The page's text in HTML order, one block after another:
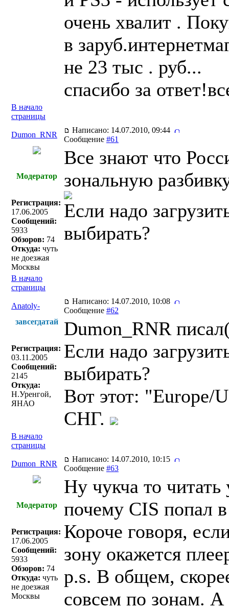
очень хвалит .
в
не 23 тыс . руб...
спасибо за
В начало
страницы
Dumon_RNR
Написано: 14.07.2010, 09:44
Сообщение #61
Модератор
Регистрация:
17.06.2005
Сообщений:
5933
Обзоров: 74
Откуда: чуть
не доезжая
Москвы
Все знают что
зональную
Если надо
выбирать?
В начало
страницы
Anatoly-
Написано: 14.07.2010, 10:08
Сообщение #62
завсегдатай
Регистрация:
03.11.2005
Сообщений:
2145
Откуда:
Н.Уренгой,
ЯНАО
Dumon_RNR
Если надо
выбирать?
Вот этот: "Europe/
СНГ.
В начало
страницы
Dumon_RNR
Написано: 14.07.2010, 10:15
Сообщение #63
Модератор
Регистрация:
17.06.2005
Сообщений:
5933
Обзоров: 74
Откуда: чуть
не доезжая
Москвы
Ну чукча то читать
почему CIS попал
Короче говоря,
зону окажется
p.s. В общем,
совсем по зонам. А